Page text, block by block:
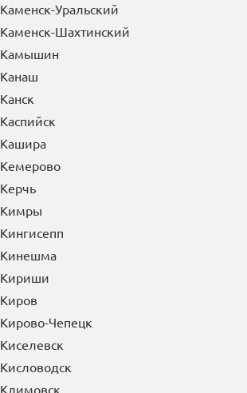
Каменск-Уральский
Каменск-Шахтинский
Камышин
Канаш
Канск
Каспийск
Кашира
Кемерово
Керчь
Кимры
Кингисепп
Кинешма
Кириши
Киров
Кирово-Чепецк
Киселевск
Кисловодск
Климовск